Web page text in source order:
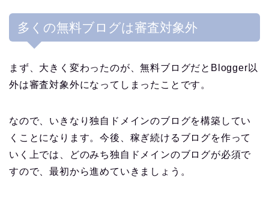
多くの無料ブログは審査対象外
まず、大きく変わったのが、無料ブログだとBlogger以
外は審査対象外になってしまったことです。
なので、いきなり独自ドメインのブログを構築してい
くことになります。今後、稼ぎ続けるブログを作って
いく上では、どのみち独自ドメインのブログが必須で
すので、最初から進めていきましょう。